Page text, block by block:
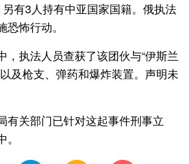
有3人持有中亚国家国籍。俄执法
怖行动。
执法人员查获了该团伙与“伊斯兰
及枪支、弹药和爆炸装置。声明未
关部门已针对这起事件刑事立